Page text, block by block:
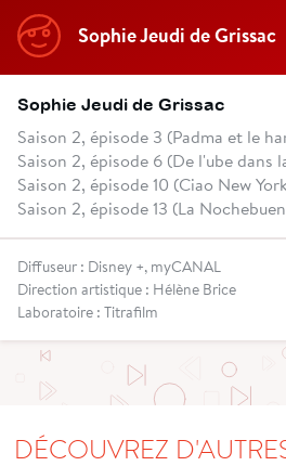
Sophie Jeudi de Grissac
Sophie Jeudi de Grissac
Saison 2, épisode 3 (Padma et le
Saison 2, épisode 6 (De l'ube dans
Saison 2, épisode 10 (Ciao New
Saison 2, épisode 13 (La
Diffuseur : Disney +, myCANAL
Direction artistique : Hélène Brice
Laboratoire : Titrafilm
DÉCOUVREZ